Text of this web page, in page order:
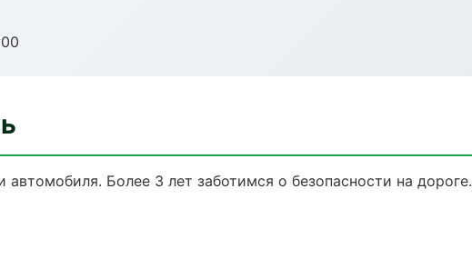
Более 3 лет заботимся о безопасности на дороге.